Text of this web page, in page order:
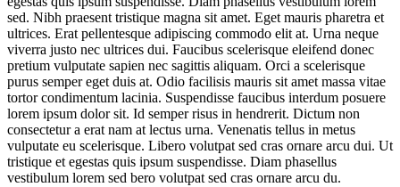
sed. Nibh praesent tristique magna sit amet. Eget mauris pharetra et
ultrices. Erat pellentesque adipiscing commodo elit at. Urna neque
viverra justo nec ultrices dui. Faucibus scelerisque eleifend donec
pretium vulputate sapien nec sagittis aliquam. Orci a scelerisque
purus semper eget duis at. Odio facilisis mauris sit amet massa vitae
tortor condimentum lacinia. Suspendisse faucibus interdum posuere
lorem ipsum dolor sit. Id semper risus in hendrerit. Dictum non
consectetur a erat nam at lectus urna. Venenatis tellus in metus
vulputate eu scelerisque. Libero volutpat sed cras ornare arcu dui. Ut
tristique et egestas quis ipsum suspendisse. Diam phasellus
vestibulum lorem sed bero volutpat sed cras ornare arcu du.